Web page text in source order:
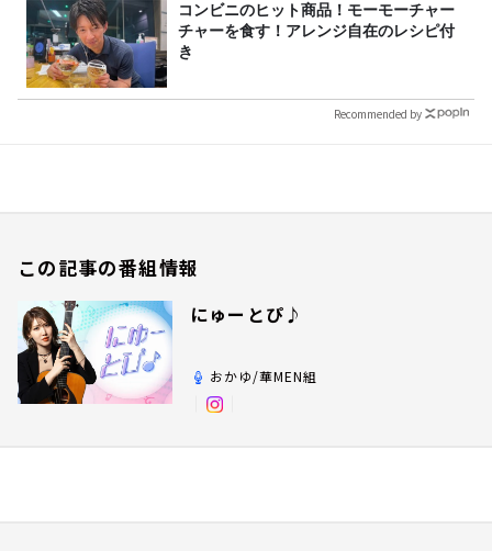
コンビニのヒット商品！モーモーチャー
チャーを食す！アレンジ自在のレシピ付
き
Recommended by
この記事の番組情報
にゅーとぴ♪
おかゆ/華MEN組